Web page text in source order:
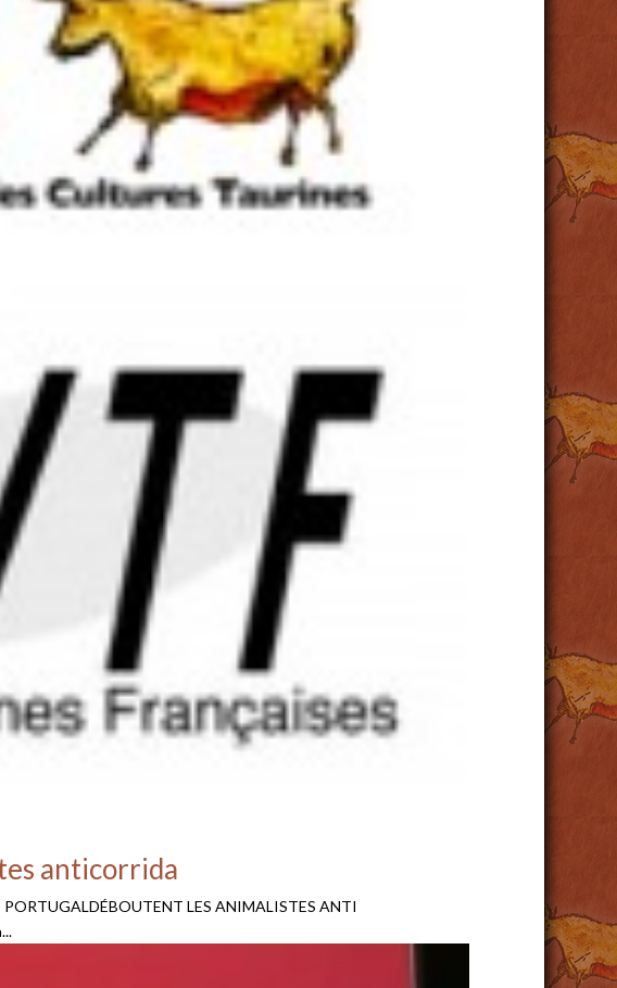
anticorrida
PORTUGALDÉBOUTENT LES ANIMALISTES ANTI